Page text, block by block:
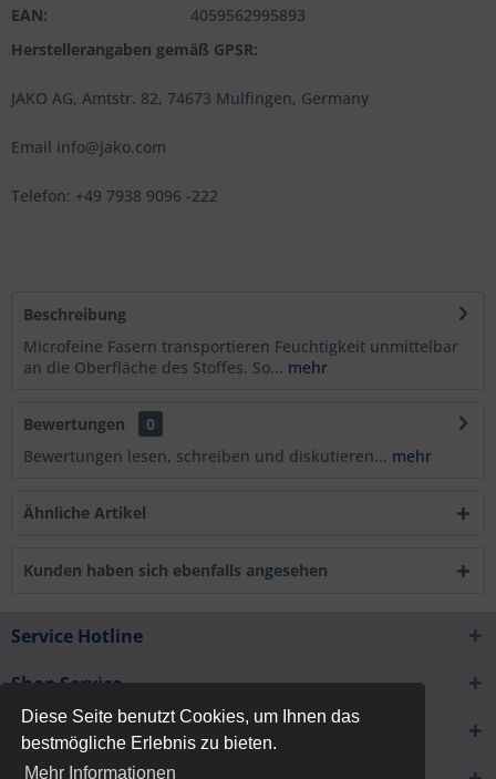
Diese Seite benutzt Cookies, um Ihnen das
bestmögliche Erlebnis zu bieten.
Mehr Informationen
EAN:
4059562995893
Herstellerangaben gemäß GPSR:
JAKO AG, Amtstr. 82, 74673 Mulfingen, Germany
Email info@jako.com
Telefon: +49 7938 9096 -222
Beschreibung
Microfeine Fasern transportieren Feuchtigkeit unmittelbar
an die Oberfläche des Stoffes. So... mehr
Bewertungen
0
Bewertungen lesen, schreiben und diskutieren... mehr
Ähnliche Artikel
Kunden haben sich ebenfalls angesehen
Service Hotline
Shop Service
Informationen